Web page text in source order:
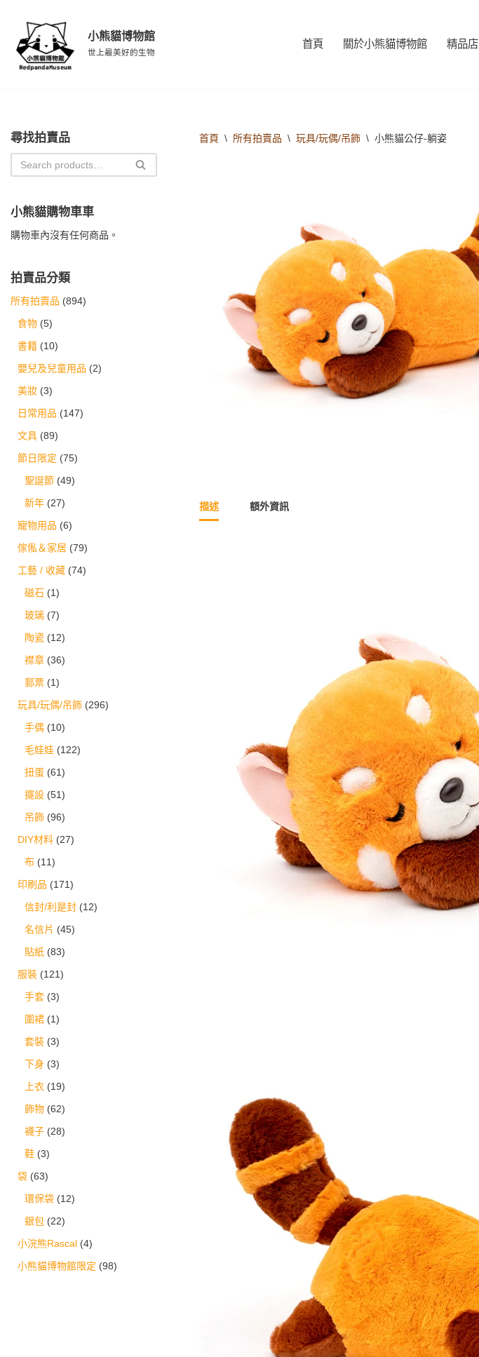
Skip
to
content
小熊貓博物館
世上最美好的生物
首頁 關於小熊貓博物館 精品店
尋找拍賣品
小熊貓購物車車
購物車內沒有任何商品。
拍賣品分類
所有拍賣品 (894)
食物 (5)
書籍 (10)
嬰兒及兒童用品 (2)
美妝 (3)
日常用品 (147)
文具 (89)
節日限定 (75)
聖誕節 (49)
新年 (27)
寵物用品 (6)
傢俬＆家居 (79)
工藝 / 收藏 (74)
磁石 (1)
玻璃 (7)
陶瓷 (12)
襟章 (36)
郵票 (1)
玩具/玩偶/吊飾 (296)
手偶 (10)
毛娃娃 (122)
扭蛋 (61)
擺設 (51)
吊飾 (96)
DIY材料 (27)
布 (11)
印刷品 (171)
信封/利是封 (12)
名信片 (45)
貼紙 (83)
服裝 (121)
手套 (3)
圍裙 (1)
套裝 (3)
下身 (3)
上衣 (19)
飾物 (62)
襪子 (28)
鞋 (3)
袋 (63)
環保袋 (12)
銀包 (22)
小浣熊Rascal (4)
小熊貓博物館限定 (98)
首頁 \ 所有拍賣品 \ 玩具/玩偶/吊飾 \ 小熊貓公仔-躺姿
描述 額外資訊